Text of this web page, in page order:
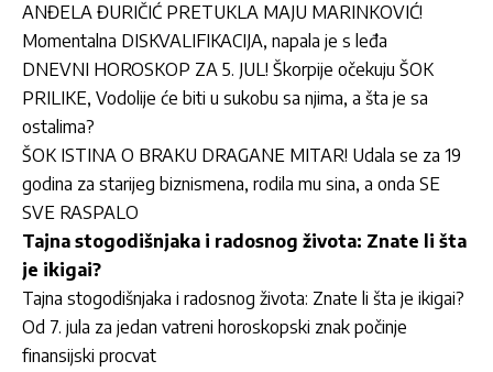
ANĐELA ĐURIČIĆ PRETUKLA MAJU MARINKOVIĆ!
Momentalna DISKVALIFIKACIJA, napala je s leđa
DNEVNI HOROSKOP ZA 5. JUL! Škorpije očekuju ŠOK
PRILIKE, Vodolije će biti u sukobu sa njima, a šta je sa
ostalima?
ŠOK ISTINA O BRAKU DRAGANE MITAR! Udala se za 19
godina za starijeg biznismena, rodila mu sina, a onda SE
SVE RASPALO
Tajna stogodišnjaka i radosnog života: Znate li šta
je ikigai?
Tajna stogodišnjaka i radosnog života: Znate li šta je ikigai?
Od 7. jula za jedan vatreni horoskopski znak počinje
finansijski procvat